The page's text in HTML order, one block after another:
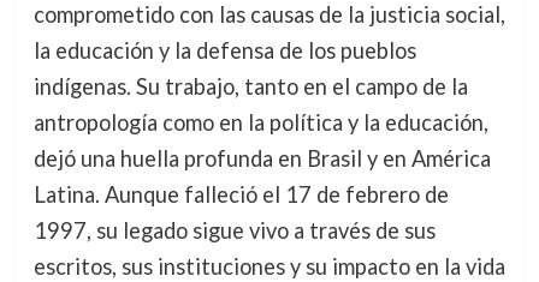
comprometido con las causas de la justicia social,
la educación y la defensa de los pueblos
indígenas. Su trabajo, tanto en el campo de la
antropología como en la política y la educación,
dejó una huella profunda en Brasil y en América
Latina. Aunque falleció el 17 de febrero de
1997, su legado sigue vivo a través de sus
escritos, sus instituciones y su impacto en la vida